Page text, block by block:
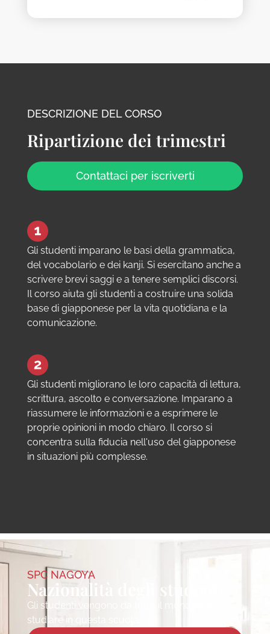
DESCRIZIONE DEL CORSO
Ripartizione dei trimestri
Contattaci per iscriverti
Gli studenti imparano le basi della grammatica,
del vocabolario e dei kanji. Si esercitano anche a
scrivere brevi saggi e a tenere semplici discorsi.
Il corso aiuta gli studenti a costruire una solida
base di giapponese per la vita quotidiana e la
comunicazione.
Gli studenti migliorano le loro capacità di lettura,
scrittura, ascolto e conversazione. Imparano a
riassumere le informazioni e a esprimere le
proprie opinioni in modo chiaro. Il corso si
concentra sulla fiducia nell'uso del giapponese
in situazioni più complesse.
SPC NAGOYA
Nazionalità degli studenti
Gli studenti vengono da tutto il mondo per
studiare in questa scuola.